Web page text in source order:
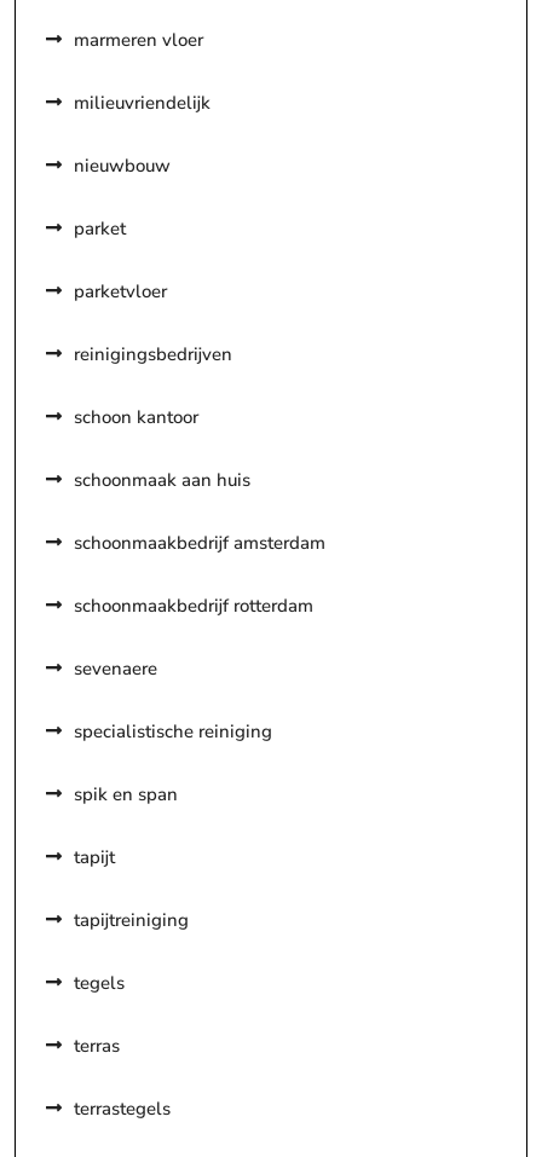
marmeren vloer
milieuvriendelijk
nieuwbouw
parket
parketvloer
reinigingsbedrijven
schoon kantoor
schoonmaak aan huis
schoonmaakbedrijf amsterdam
schoonmaakbedrijf rotterdam
sevenaere
specialistische reiniging
spik en span
tapijt
tapijtreiniging
tegels
terras
terrastegels